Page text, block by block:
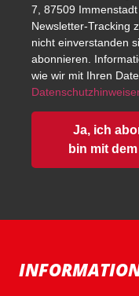
7, 87509
Newsletter-Tracking
nicht einverstanden
abonnieren.
wie wir mit Ihren
Ja, ich
bin mit